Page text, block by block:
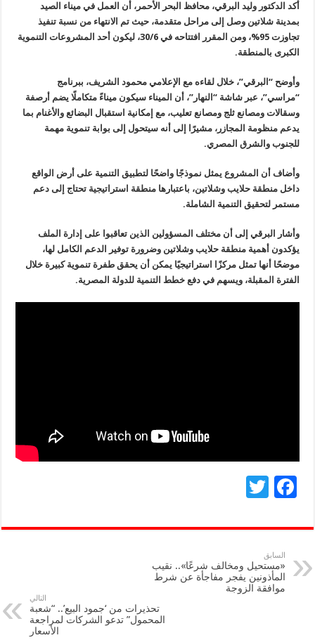
أكد الدكتور وليد البرقي، محافظ البحر الأحمر، أن العمل في ميناء الصيد
بمدينة شلاتين وصل إلى مراحل متقدمة، حيث تم الانتهاء من نسبة تنفيذ
تجاوزت 95%، ومن المقرر افتتاحه في 30/6، ليكون أحد المشروعات التنموية
الكبرى بالمنطقة.
وأوضح “البرقي”، خلال لقاءه مع الإعلامي محمود الشريف، ببرنامج
“مراسي”، عبر شاشة “النهار”، أن الميناء سيكون ميناءً متكاملًا يضم أرصفة
وسقالات ومصانع ثلج ومصانع تعليب، مع إمكانية استقبال البضائع والأغنام بما
يدعم منظومة المجازر، مشيرًا إلى أنه سيتحول إلى بوابة تنموية مهمة
للجنوب والشرق المصري.
وأضاف أن المشروع يمثل نموذجًا واضحًا لتطبيق التنمية على أرض الواقع
داخل منطقة حلايب وشلاتين، باعتبارها منطقة استراتيجية تحتاج إلى دعم
مستمر لتحقيق التنمية الشاملة.
وأشار البرقي إلى أن مختلف المسؤولين الذين تعاقبوا على إدارة الملف
يؤكدون أهمية منطقة حلايب وشلاتين وضرورة توفير الدعم الكامل لها،
موضحًا أنها تمثل مركزًا استراتيجيًا يمكن أن يحقق طفرة تنموية كبيرة خلال
الفترة المقبلة، ويسهم في دفع خطط التنمية للدولة المصرية.
F
e
b
o
o
tt
er
السابق
«مستحيل ومخالف شرعًا».. نقيب
المأذونين يفجر مفاجأة عن شرط
موافقة الزوجة
التالي
تحذيرات من ‘جمود البيع’.. “شعبة
المحمول” تدعو الشركات لمراجعة
الأسعار